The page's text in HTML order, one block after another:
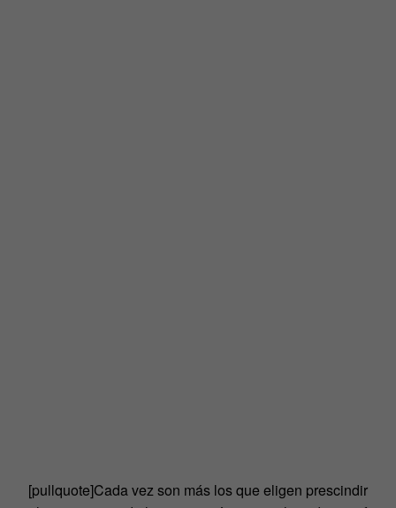
[pullquote]Cada vez son más los que eligen prescindir